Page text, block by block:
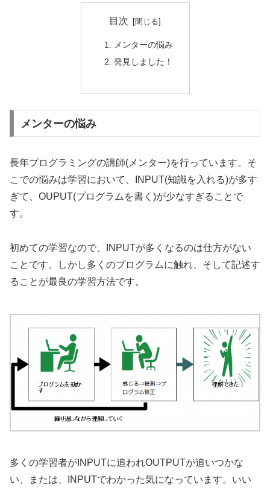
目次
メンターの悩み
発見しました！
メンターの悩み
長年プログラミングの講師(メンター)を行っています。そ
こでの悩みは学習において、INPUT(知識を入れる)が多す
ぎて、OUPUT(プログラムを書く)が少なすぎることで
す。
初めての学習なので、INPUTが多くなるのは仕方がない
ことです。しかし多くのプログラムに触れ、そして記述す
ることが最良の学習方法です。
多くの学習者がINPUTに追われOUTPUTが追いつかな
い、または、INPUTでわかった気になっています。いい